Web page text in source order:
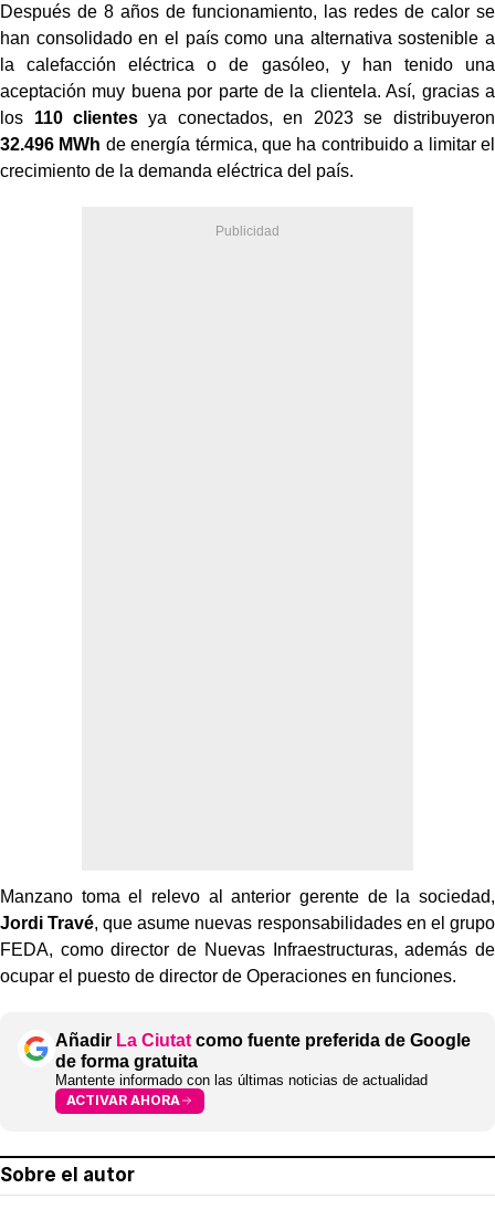
Después de 8 años de funcionamiento, las redes de calor se
han consolidado en el país como una alternativa sostenible a
la calefacción eléctrica o de gasóleo, y han tenido una
aceptación muy buena por parte de la clientela. Así, gracias a
los 110 clientes ya conectados, en 2023 se distribuyeron
32.496 MWh de energía térmica, que ha contribuido a limitar el
crecimiento de la demanda eléctrica del país.
Manzano toma el relevo al anterior gerente de la sociedad,
Jordi Travé, que asume nuevas responsabilidades en el grupo
FEDA, como director de Nuevas Infraestructuras, además de
ocupar el puesto de director de Operaciones en funciones.
Añadir La Ciutat como fuente preferida de Google
de forma gratuita
Mantente informado con las últimas noticias de actualidad
ACTIVAR AHORA
Sobre el autor